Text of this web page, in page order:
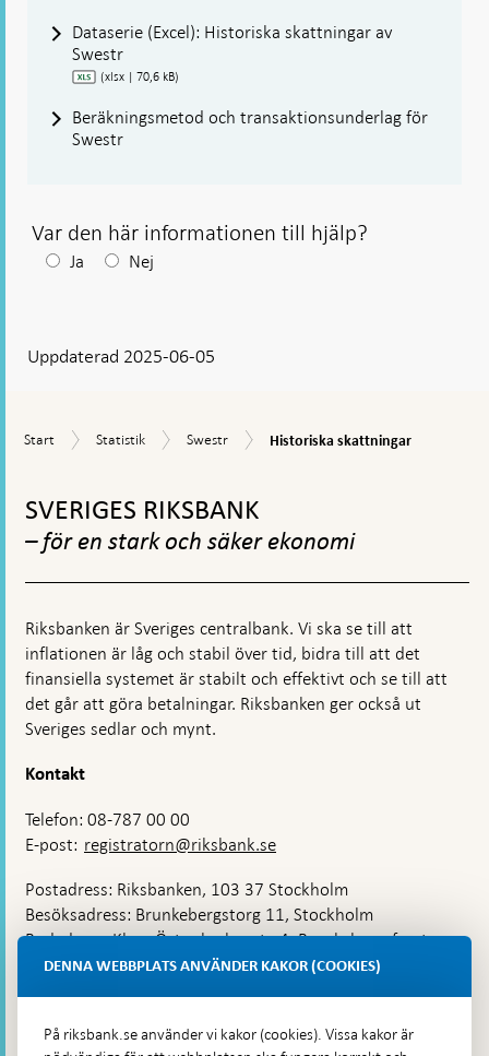
Dataserie (Excel): Historiska skattningar av
Swestr
(xlsx | 70,6 kB)
Beräkningsmetod och transaktionsunderlag för
Swestr
Var den här informationen till hjälp?
Efter
visas
Ja Nej
Uppdaterad 2025-06-05
Start
Start Statistik
Statistik Swestr
Swestr
Historiska
Historiska skattningar
toppnavigation
SVERIGES RIKSBANK
– för en stark och säker ekonomi
Riksbanken är Sveriges centralbank. Vi ska se till att
inflationen är låg och stabil över tid, bidra till att det
finansiella systemet är stabilt och effektivt och se till att
det går att göra betalningar. Riksbanken ger också ut
Sveriges sedlar och mynt.
Kontakt
Telefon: 08-787 00 00
E-post: registratorn@riksbank.se
Postadress: Riksbanken, 103 37 Stockholm
Besöksadress: Brunkebergstorg 11, Stockholm
Budadress: Klara Östra kyrkogata 4, Brunkebergsfaret,
Lastplats 6
DENNA WEBBPLATS ANVÄNDER KAKOR (COOKIES)
På riksbank.se använder vi kakor (cookies). Vissa kakor är